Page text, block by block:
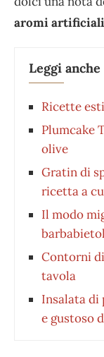
aromi
Leggi anche
Ricette
Plumcake
olive
Gratin di
ricetta a
Il modo
Contorni
tavola
Insalata
e gustoso